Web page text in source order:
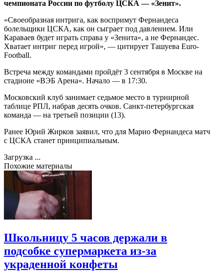
чемпионата России по футболу ЦСКА — «Зенит».
«Своеобразная интрига, как воспримут Фернандеса
болельщики ЦСКА, как он сыграет под давлением. Или
Караваев будет играть справа у «Зенита», а не Фернандес.
Хватает интриг перед игрой», — цитирует Ташуева Euro-
Football.
Встреча между командами пройдёт 3 сентября в Москве на
стадионе «ВЭБ Арена». Начало — в 17:30.
Московский клуб занимает седьмое место в турнирной
таблице РПЛ, набрав десять очков. Санкт-петербургская
команда — на третьей позиции (13).
Ранее Юрий Жирков заявил, что для Марио Фернандеса матч
с ЦСКА станет принципиальным.
Загрузка ...
Похожие материалы
Школьницу 5 часов держали в
подсобке супермаркета из-за
украденной конфеты